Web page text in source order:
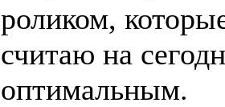
роликом,
считаю на
оптимальным.